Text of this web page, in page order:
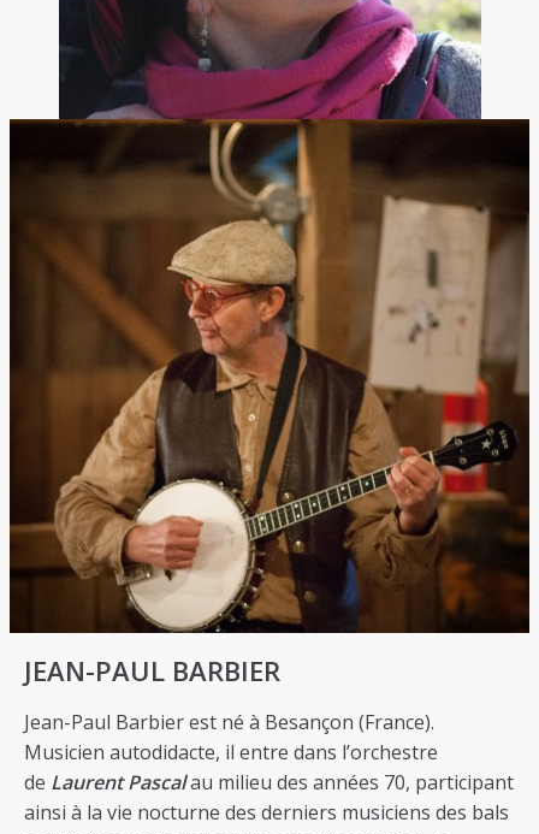
JEAN-PAUL BARBIER
Jean-Paul Barbier est né à Besançon (France).
Musicien autodidacte, il entre dans l’orchestre
de Laurent Pascalau milieu des années 70, participant
ainsi à la vie nocturne des derniers musiciens des bals